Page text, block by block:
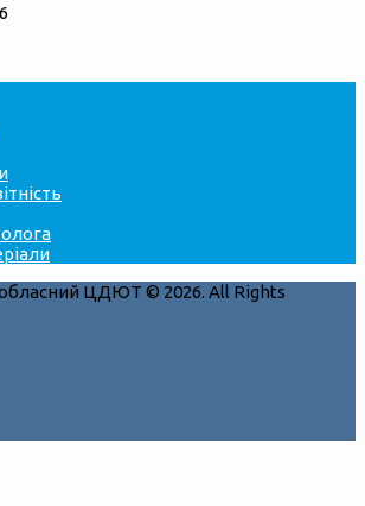
ЦДЮТ © 2026. All Rights